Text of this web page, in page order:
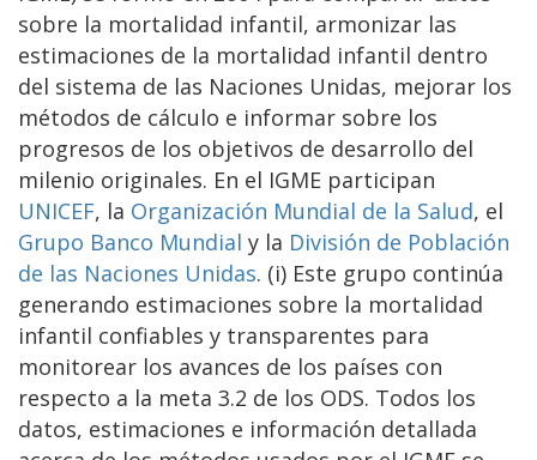
sobre la mortalidad infantil, armonizar las
estimaciones de la mortalidad infantil dentro
del sistema de las Naciones Unidas, mejorar los
métodos de cálculo e informar sobre los
progresos de los objetivos de desarrollo del
milenio originales. En el IGME participan
UNICEF, la Organización Mundial de la Salud, el
Grupo Banco Mundial y la División de Población
de las Naciones Unidas. (i) Este grupo continúa
generando estimaciones sobre la mortalidad
infantil confiables y transparentes para
monitorear los avances de los países con
respecto a la meta 3.2 de los ODS. Todos los
datos, estimaciones e información detallada